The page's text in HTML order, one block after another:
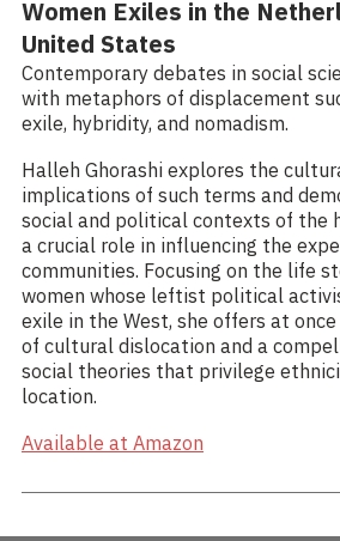
Women Exiles in the
United States
Contemporary debates in social
with metaphors of displacement
exile, hybridity, and nomadism.
Halleh Ghorashi explores the
implications of such terms and
social and political contexts of the
a crucial role in influencing the
communities. Focusing on the life
women whose leftist political
exile in the West, she offers at
of cultural dislocation and a
social theories that privilege
location.
Available at Amazon